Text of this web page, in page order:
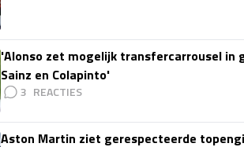
'Alonso zet mogelijk transfercarrousel in
Sainz en Colapinto'
3
Aston Martin ziet gerespecteerde